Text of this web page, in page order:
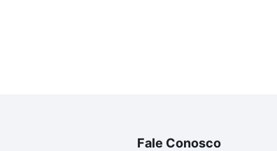
Fale Conosco